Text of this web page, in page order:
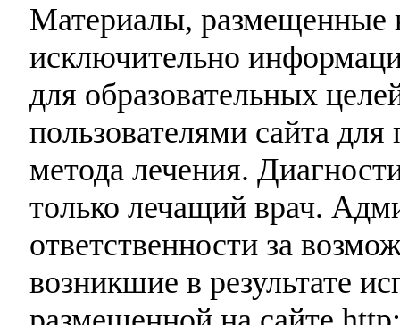
Материалы, размещенные
исключительно
для образовательных
пользователями сайта
метода лечения.
только лечащий врач.
ответственности за
возникшие в результате